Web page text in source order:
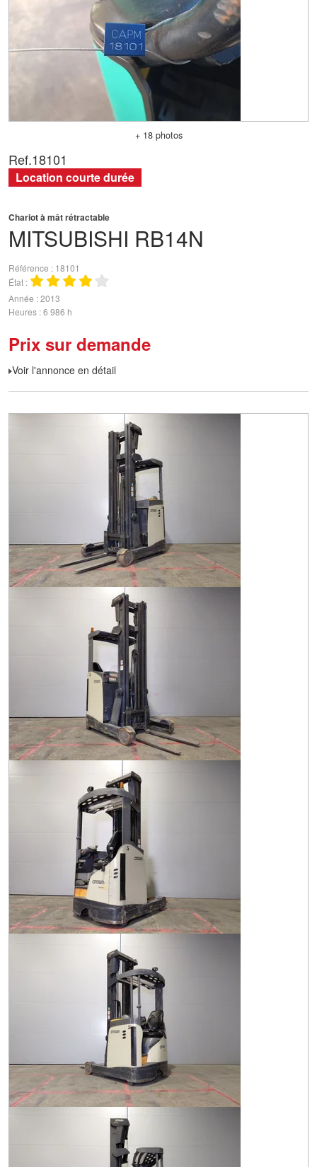
+ 18 photos
MITSUBISHI RB14N
Chariot à mât rétractable
Référence
18101
État
Année 2013
Heures 6 986 h
Prix sur demande
Voir l'annonce en détail
Ref.18101
Location courte durée